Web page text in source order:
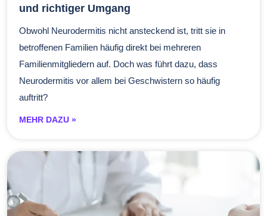
und richtiger Umgang
Obwohl Neurodermitis nicht ansteckend ist, tritt sie in
betroffenen Familien häufig direkt bei mehreren
Familienmitgliedern auf. Doch was führt dazu, dass
Neurodermitis vor allem bei Geschwistern so häufig
auftritt?
MEHR DAZU »